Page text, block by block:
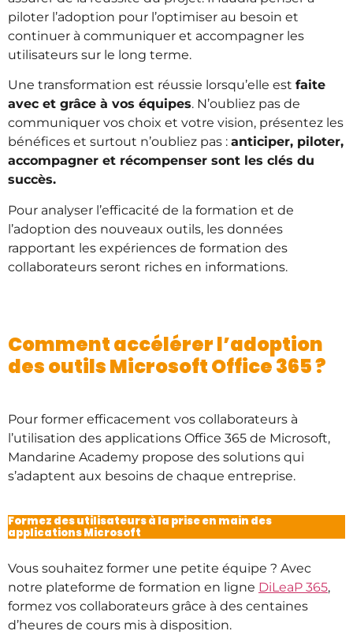
piloter l’adoption pour l’optimiser au besoin et
continuer à communiquer et accompagner les
utilisateurs sur le long terme.
Une transformation est réussie lorsqu’elle est faite
avec et grâce à vos équipes. N’oubliez pas de
communiquer vos choix et votre vision, présentez les
bénéfices et surtout n’oubliez pas : anticiper, piloter,
accompagner et récompenser sont les clés du
succès.
Pour analyser l’efficacité de la formation et de
l’adoption des nouveaux outils, les données
rapportant les expériences de formation des
collaborateurs seront riches en informations.
Comment accélérer l’adoption
des outils Microsoft Office 365 ?
Pour former efficacement vos collaborateurs à
l’utilisation des applications Office 365 de Microsoft,
Mandarine Academy propose des solutions qui
s’adaptent aux besoins de chaque entreprise.
Formez des utilisateurs à la prise en main des
applications Microsoft
Vous souhaitez former une petite équipe ? Avec
notre plateforme de formation en ligne DiLeaP 365,
formez vos collaborateurs grâce à des centaines
d’heures de cours mis à disposition.